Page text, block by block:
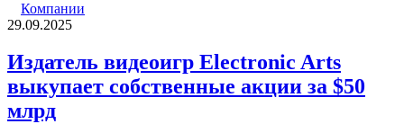
Компании
29.09.2025
Издатель видеоигр Electronic Arts
выкупает собственные акции за $50
млрд